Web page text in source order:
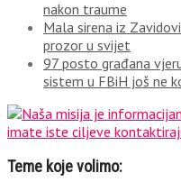
nakon traume
Mala sirena iz
prozor u svijet
97 posto građana
sistem u FBiH još ne
Teme koje volimo: